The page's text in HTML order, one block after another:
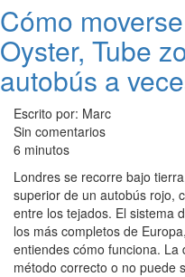
Cómo
Oyster, Tube
autobús a
Escrito por: Marc
Sin comentarios
6 minutos
Londres se recorre bajo
superior de un autobús rojo,
entre los tejados. El sistema
los más completos de
entiendes cómo funciona.
método correcto o no puede